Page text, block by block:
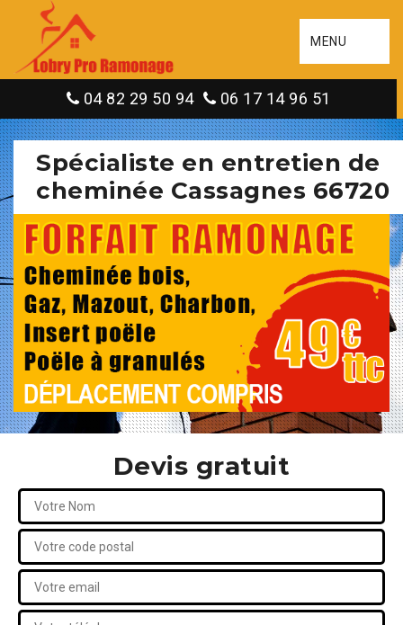
MENU
04 82 29 50 94 06 17 14 96 51
Spécialiste en entretien de
cheminée Cassagnes 66720
Devis gratuit